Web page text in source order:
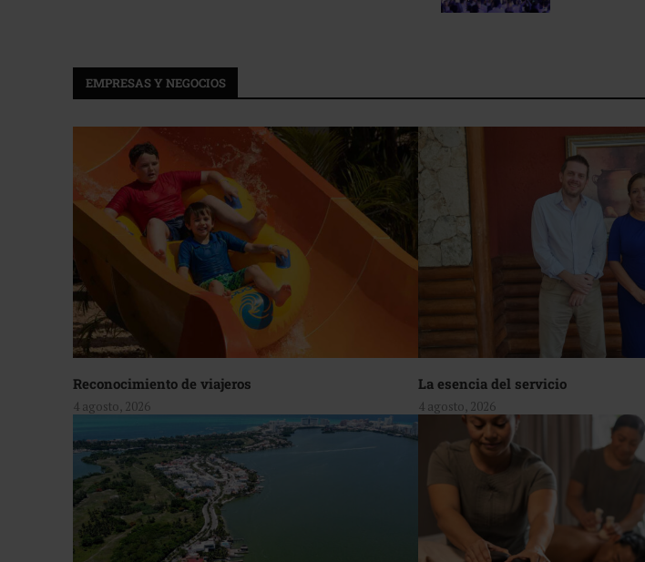
EMPRESAS Y NEGOCIOS
Reconocimiento de viajeros
4 agosto, 2026
La esencia del servicio
4 agosto, 2026